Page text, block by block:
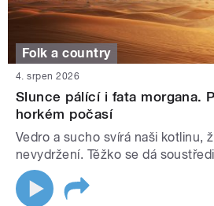
Folk a country
4. srpen 2026
Slunce pálící i fata morgana.
horkém počasí
Vedro a sucho svírá naši kotlinu,
nevydržení. Těžko se dá